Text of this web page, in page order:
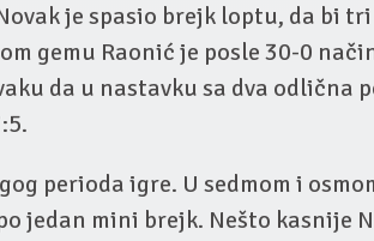
je spasio brejk loptu, da bi
gemu Raonić je posle 30-0
da u nastavku sa dva odlična
perioda igre. U sedmom i
jedan mini brejk. Nešto kasnije